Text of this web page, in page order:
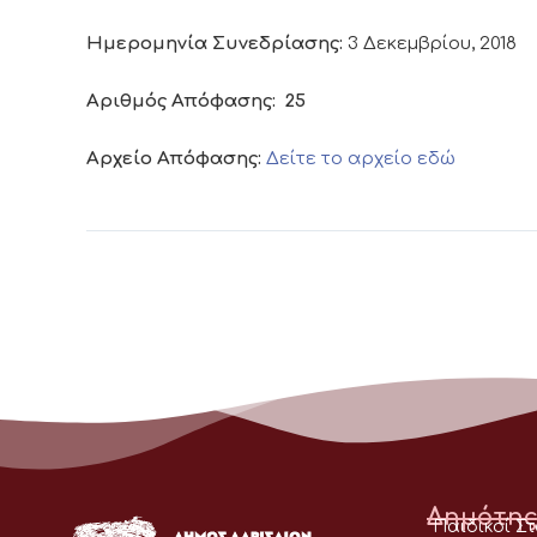
Ημερομηνία Συνεδρίασης: 3 Δεκεμβρίου, 2018
Αριθμός Απόφασης: 25
Αρχείο Απόφασης: Δείτε το αρχείο εδώ
Παιδικοί